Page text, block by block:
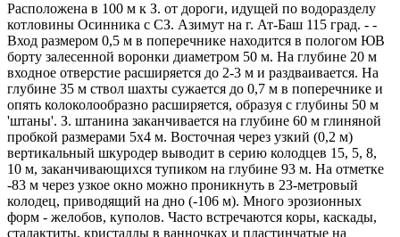
Расположена в 100 м к З. от дороги, идущей по водоразделу
котловины Осинника с СЗ. Азимут на г. Ат-Баш 115 град. - -
Вход размером 0,5 м в поперечнике находится в пологом ЮВ
борту залесенной воронки диаметром 50 м. На глубине 20 м
входное отверстие расширяется до 2-3 м и раздваивается. На
глубине 35 м ствол шахты сужается до 0,7 м в поперечнике и
опять колоколообразно расширяется, образуя с глубины 50 м
'штаны'. З. штанина заканчивается на глубине 60 м глиняной
пробкой размерами 5х4 м. Восточная через узкий (0,2 м)
вертикальный шкуродер выводит в серию колодцев 15, 5, 8,
10 м, заканчивающихся тупиком на глубине 93 м. На отметке
-83 м через узкое окно можно проникнуть в 23-метровый
колодец, приводящий на дно (-106 м). Много эрозионных
форм - желобов, куполов. Часто встречаются коры, каскады,
сталактиты, кристаллы в ванночках и пластинчатые на